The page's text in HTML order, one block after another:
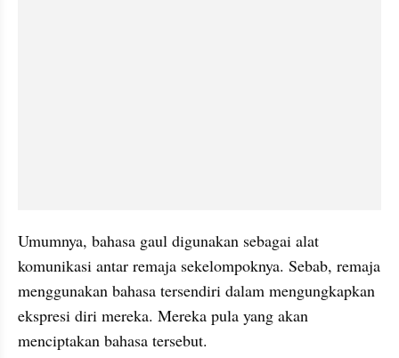
Umumnya, bahasa gaul digunakan sebagai alat
komunikasi antar remaja sekelompoknya. Sebab, remaja
menggunakan bahasa tersendiri dalam mengungkapkan
ekspresi diri mereka. Mereka pula yang akan
menciptakan bahasa tersebut.